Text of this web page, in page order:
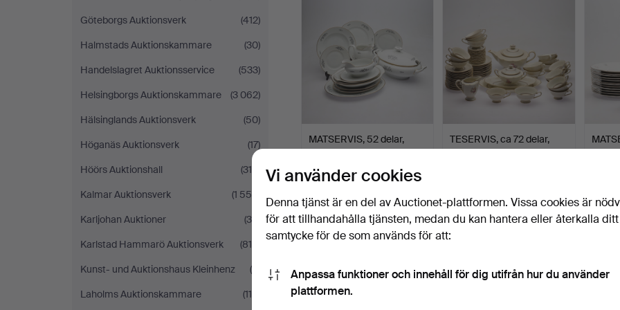
Göteborgs Auktionsverk
(412)
Halmstads Auktionskammare
(30)
Handelslagret Auktionsservice
(533)
Helsingborgs Auktionskammare
(3 062)
Hälsinglands Auktionsverk
(50)
Höganäs Auktionsverk
(17)
Höörs Auktionshall
(315)
Kalmar Auktionsverk
(1 556)
Karljohan Auktioner
(35)
Karlstad Hammarö Auktionsverk
(810)
Kunst- und Auktionshaus Kleinhenz
(4)
Laholms Auktionskammare
(118)
MATSERVIS, 52 delar,
porslin, ALP Lidköpin…
1 bud
32 USD
TESERVIS, ca 72 delar,
porslin, Königl pr.…
32 USD 32
Vi använder cookies
Denna tjänst är en del av Auctionet-plattformen. Vissa cookies är
för att tillhandahålla tjänsten, medan du kan hantera eller återkalla ditt
samtycke för de som används för att:
Anpassa funktioner och innehåll för dig utifrån hur du använder
plattformen.